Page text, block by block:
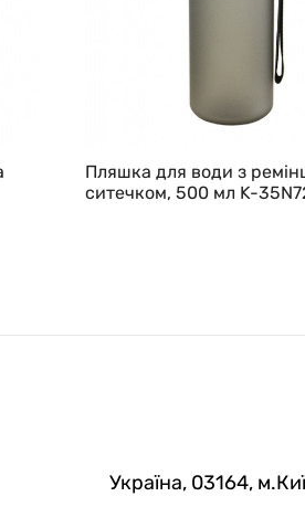
Пляшка для води з
ситечком, 500 мл K-
Україна, 03164,